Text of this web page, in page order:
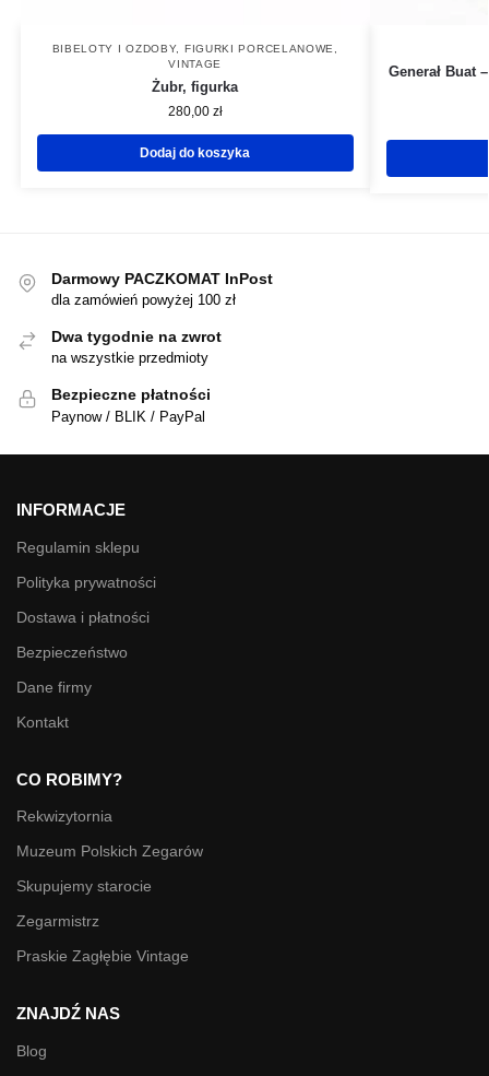
BIBELOTY I OZDOBY, FIGURKI PORCELANOWE
VINTAGE
Żubr, figurka
280,00 zł
Dodaj do koszyka
Generał Buat
Darmowy PACZKOMAT InPost
dla zamówień powyżej 100 zł
Dwa tygodnie na zwrot
na wszystkie przedmioty
Bezpieczne płatności
Paynow / BLIK / PayPal
INFORMACJE
Regulamin sklepu
Polityka prywatności
Dostawa i płatności
Bezpieczeństwo
Dane firmy
Kontakt
CO ROBIMY?
Rekwizytornia
Muzeum Polskich Zegarów
Skupujemy starocie
Zegarmistrz
Praskie Zagłębie Vintage
ZNAJDŹ NAS
Blog